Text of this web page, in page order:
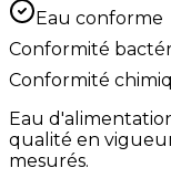
Eau conforme
Conformité
Conformité
Eau
qualité en
mesurés.